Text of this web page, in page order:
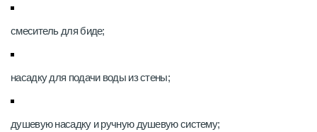
смеситель для биде;
насадку для подачи воды из стены;
душевую насадку и ручную душевую систему;